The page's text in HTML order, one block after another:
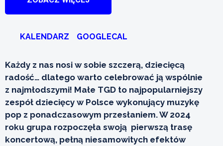
KALENDARZ GOOGLECAL
Każdy z nas nosi w sobie szczerą, dziecięcą
radość… dlatego warto celebrować ją wspólnie
z najmłodszymi! Małe TGD to najpopularniejszy
zespół dziecięcy w Polsce wykonujący muzykę
pop z ponadczasowym przesłaniem. W 2024
roku grupa rozpoczęła swoją pierwszą trasę
koncertową, pełną niesamowitych efektów